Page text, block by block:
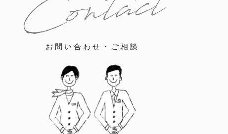
Contact
お問い合わせ・ご相談